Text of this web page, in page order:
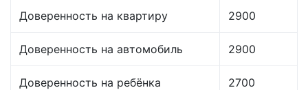
Доверенность на квартиру 2900
Доверенность на автомобиль 2900
Доверенность на ребёнка 2700